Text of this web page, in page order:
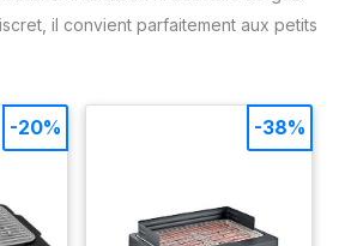
il convient parfaitement aux petits
-20% -38%